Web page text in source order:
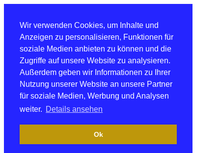
Wir verwenden Cookies, um Inhalte und
Anzeigen zu personalisieren, Funktionen für
soziale Medien anbieten zu können und die
Zugriffe auf unsere Website zu analysieren.
Außerdem geben wir Informationen zu Ihrer
Nutzung unserer Website an unsere Partner
für soziale Medien, Werbung und Analysen
weiter. Details ansehen
Ok